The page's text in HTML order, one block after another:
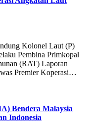
Kolonel Laut (P)
Pembina Primkopal
(RAT) Laporan
Premier Koperasi…
Bendera Malaysia
Indonesia